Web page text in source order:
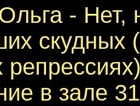
- Нет,
скудных
в зале